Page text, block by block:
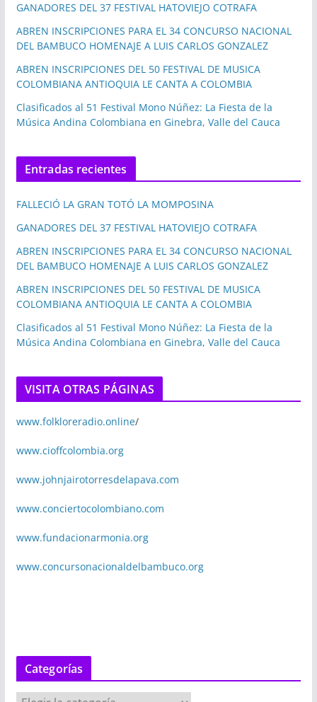
GANADORES DEL 37 FESTIVAL HATOVIEJO COTRAFA
ABREN INSCRIPCIONES PARA EL 34 CONCURSO NACIONAL
DEL BAMBUCO HOMENAJE A LUIS CARLOS GONZALEZ
ABREN INSCRIPCIONES DEL 50 FESTIVAL DE MUSICA
COLOMBIANA ANTIOQUIA LE CANTA A COLOMBIA
Clasificados al 51 Festival Mono Núñez: La Fiesta de la
Música Andina Colombiana en Ginebra, Valle del Cauca
Entradas recientes
FALLECIÓ LA GRAN TOTÓ LA MOMPOSINA
GANADORES DEL 37 FESTIVAL HATOVIEJO COTRAFA
ABREN INSCRIPCIONES PARA EL 34 CONCURSO NACIONAL
DEL BAMBUCO HOMENAJE A LUIS CARLOS GONZALEZ
ABREN INSCRIPCIONES DEL 50 FESTIVAL DE MUSICA
COLOMBIANA ANTIOQUIA LE CANTA A COLOMBIA
Clasificados al 51 Festival Mono Núñez: La Fiesta de la
Música Andina Colombiana en Ginebra, Valle del Cauca
VISITA OTRAS PÁGINAS
www.folkloreradio.online/
www.cioffcolombia.org
www.johnjairotorresdelapava.com
www.conciertocolombiano.com
www.fundacionarmonia.org
www.concursonacionaldelbambuco.org
Categorías